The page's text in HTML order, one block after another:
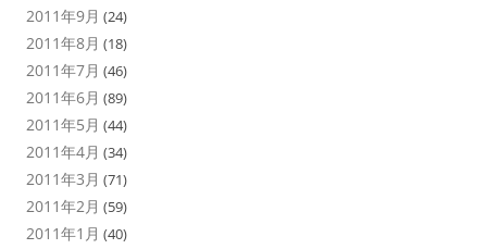
2011年9月 (24)
2011年8月 (18)
2011年7月 (46)
2011年6月 (89)
2011年5月 (44)
2011年4月 (34)
2011年3月 (71)
2011年2月 (59)
2011年1月 (40)